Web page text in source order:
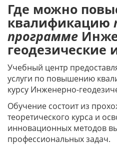
Где можно
квалификацию
программе
геодезические
Учебный центр
услуги по повышению
курсу Инженерно-
Обучение состоит из
теоретического курса и
инновационных методов
профессиональных задач.